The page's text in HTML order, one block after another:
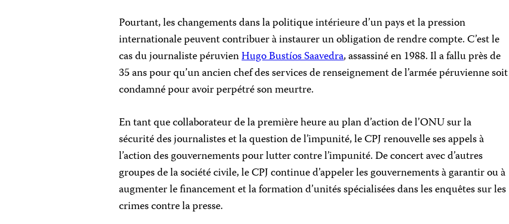
Pourtant, les changements dans la politique intérieure d’un pays et la pression
internationale peuvent contribuer à instaurer un obligation de rendre compte. C’est le
cas du journaliste péruvienHugo Bustíos Saavedra, assassiné en 1988. Il a fallu près de
35 ans pour qu’un ancien chef des services de renseignement de l’armée péruvienne soit
condamné pour avoir perpétré son meurtre.
En tant que collaborateur de la première heure au plan d’action de l’ONU sur la
sécurité des journalistes et la question de l’impunité, le CPJ renouvelle ses appels à
l’action des gouvernements pour lutter contre l’impunité. De concert avec d’autres
groupes de la société civile, le CPJ continue d’appeler les gouvernements à garantir ou à
augmenter le financement et la formation d’unités spécialisées dans les enquêtes sur les
crimes contre la presse.